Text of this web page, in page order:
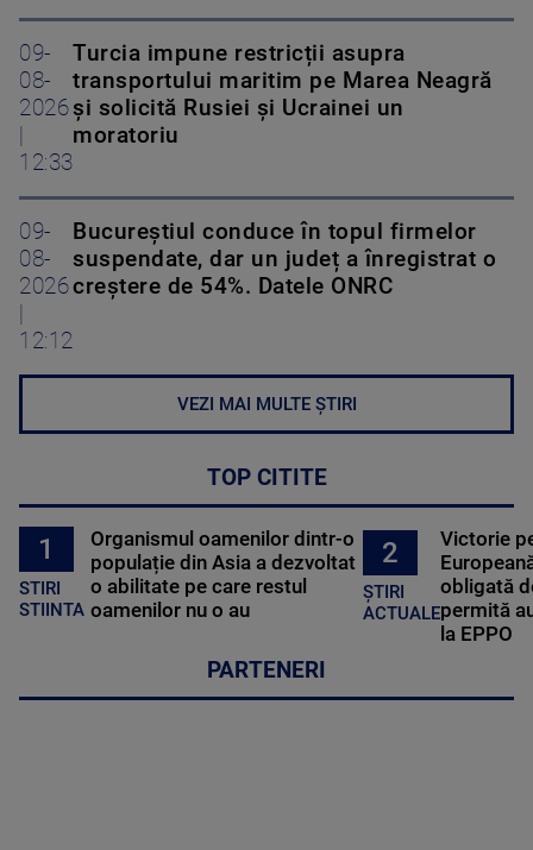
09-
08-
2026
12:33
Turcia impune restricții asupra
transportului maritim pe Marea Neagră
și solicită Rusiei și Ucrainei un
moratoriu
09-
08-
2026
12:12
Bucureștiul conduce în topul firmelor
suspendate, dar un județ a înregistrat o
creștere de 54%. Datele ONRC
VEZI MAI MULTE ȘTIRI
TOP CITITE
1
STIRI
STIINTA
Organismul oamenilor dintr-o
populație din Asia a dezvoltat
o abilitate pe care restul
oamenilor nu o au
2
ȘTIRI
ACTUALE
Victorie
obligată
permită
la EPPO
PARTENERI